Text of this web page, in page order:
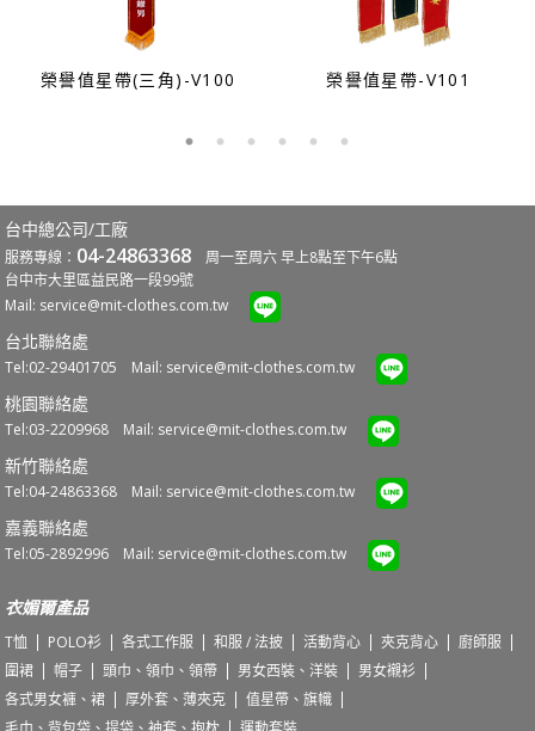
榮譽值星帶(三角)-V100 榮譽值星帶-V101
台中總公司/工廠
服務專線： 04-24863368 周一至周六 早上8點至下午6點
台中市大里區益民路一段99號
Mail: service@mit-clothes.com.tw
台北聯絡處
Tel:02-29401705 Mail: service@mit-clothes.com.tw
桃園聯絡處
Tel:03-2209968 Mail: service@mit-clothes.com.tw
新竹聯絡處
Tel:04-24863368 Mail: service@mit-clothes.com.tw
嘉義聯絡處
Tel:05-2892996 Mail: service@mit-clothes.com.tw
衣媚爾產品
T恤 POLO衫 各式工作服 和服 / 法披 活動背心 夾克背心
廚師服
圍裙
帽子 頭巾、領巾、領帶 男女西裝、洋裝
男女襯衫
各式男女褲、裙
厚外套、薄夾克
值星帶、旗幟